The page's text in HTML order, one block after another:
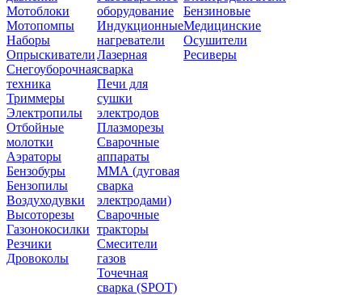
Мотоблоки
Мотопомпы
Наборы
Опрыскиватели
Снегоуборочная
техника
Триммеры
Электропилы
Отбойные
молотки
Аэраторы
Бензобуры
Бензопилы
Воздуходувки
Высоторезы
Газонокосилки
Резчики
Дровоколы
оборудование
Индукционные
нагреватели
Лазерная
сварка
Печи для
сушки
электродов
Плазморезы
Сварочные
аппараты
ММА (дуговая
сварка
электродами)
Сварочные
тракторы
Смесители
газов
Точечная
сварка (SPOT)
Бензиновые
Медицинские
Осушители
Ресиверы